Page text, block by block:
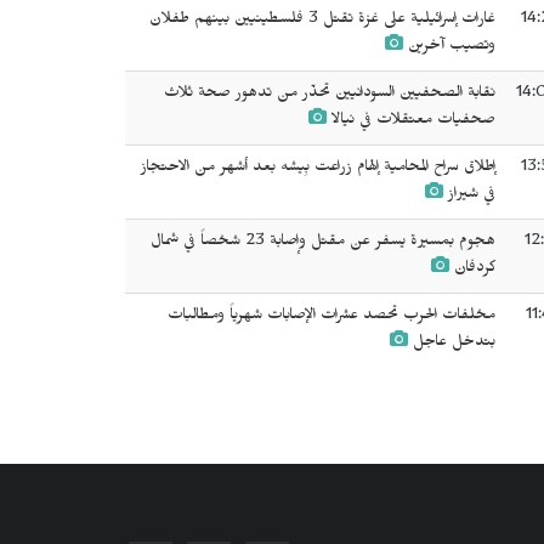
غارات إسرائيلية على غزة تقتل 3 فلسطينيين بينهم طفلان
وتصيب آخرين
نقابة الصحفيين السودانيين تحذّر من تدهور صحة ثلاث
صحفيات معتقلات في نيالا
إطلاق سراح المحامية إلهام زراعت بِيشه بعد أشهر من الاحتجاز
في شيراز
هجوم بمسيرة يسفر عن مقتل وإصابة 23 شخصاً في شمال
كردفان
مخلفات الحرب تحصد عشرات الإصابات شهرياً ومطالبات
بتدخل عاجل